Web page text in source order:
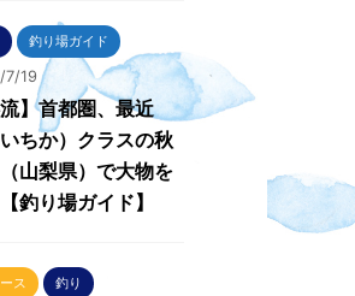
釣り場ガイド
7/19
流】首都圏、最近
いちか）クラスの秋
山梨県）で大物を
釣り場ガイド】
ス 釣り